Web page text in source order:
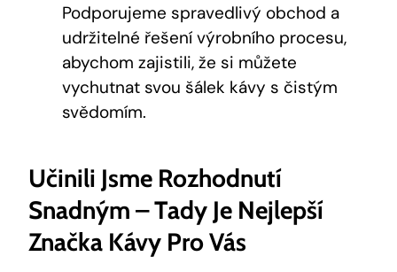
Podporujeme spravedlivý obchod a
udržitelné řešení výrobního procesu,
abychom zajistili, že ‌si můžete ​
vychutnat svou‌ šálek kávy s čistým⁢
svědomím.
Učinili Jsme Rozhodnutí
Snadným – Tady Je Nejlepší
Značka Kávy Pro Vás